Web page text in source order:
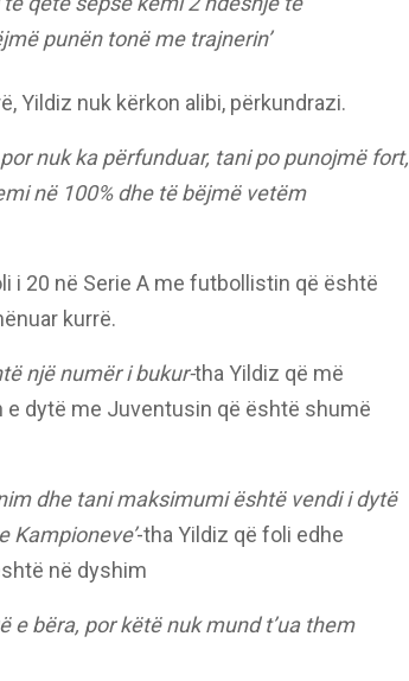
punën tonë me trajnerin’
Yildiz nuk kërkon alibi, përkundrazi.
nuk ka përfunduar, tani po punojmë fort,
në 100% dhe të bëjmë vetëm
i 20 në Serie A me futbollistin që është
kurrë.
një numër i bukur-tha Yildiz që më
dytë me Juventusin që është shumë
dhe tani maksimumi është vendi i dytë
Kampioneve’-tha Yildiz që foli edhe
në dyshim
e bëra, por këtë nuk mund t’ua them